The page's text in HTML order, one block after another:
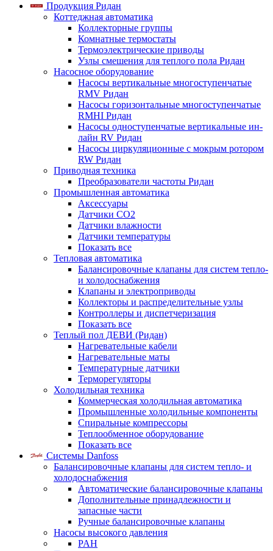
Продукция Ридан
Коттеджная автоматика
Коллекторные группы
Комнатные термостаты
Термоэлектрические приводы
Узлы смешения для теплого пола Ридан
Насосное оборудование
Насосы вертикальные многоступенчатые
RMV Ридан
Насосы горизонтальные многоступенчатые
RMHI Ридан
Насосы одноступенчатые вертикальные ин-
лайн RV Ридан
Насосы циркуляционные с мокрым ротором
RW Ридан
Приводная техника
Преобразователи частоты Ридан
Промышленная автоматика
Аксессуары
Датчики CO2
Датчики влажности
Датчики температуры
Показать все
Тепловая автоматика
Балансировочные клапаны для систем тепло-
и холодоснабжения
Клапаны и электроприводы
Коллекторы и распределительные узлы
Контроллеры и диспетчеризация
Показать все
Теплый пол ДЕВИ (Ридан)
Нагревательные кабели
Нагревательные маты
Температурные датчики
Терморегуляторы
Холодильная техника
Коммерческая холодильная автоматика
Промышленные холодильные компоненты
Спиральные компрессоры
Теплообменное оборудование
Показать все
Системы Danfoss
Балансировочные клапаны для систем тепло- и
холодоснабжения
Автоматические балансировочные клапаны
Дополнительные принадлежности и
запасные части
Ручные балансировочные клапаны
Насосы высокого давления
PAH